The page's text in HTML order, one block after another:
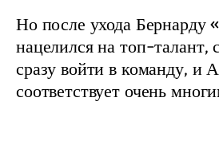
Но после ухода Бернарду
нацелился на топ-талант,
сразу войти в команду, и
соответствует очень